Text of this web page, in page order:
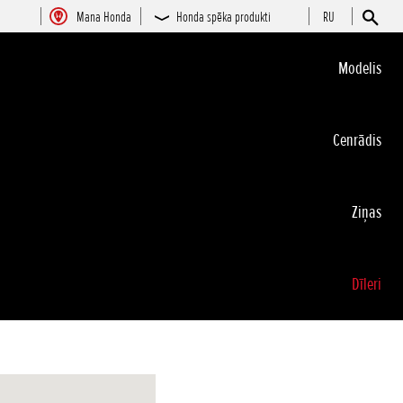
Mana Honda Honda spēka produkti RU
Modelis
Cenrādis
Ziņas
Dīleri